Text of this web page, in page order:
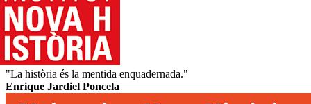
"La història és la mentida enquadernada."
Enrique Jardiel Poncela